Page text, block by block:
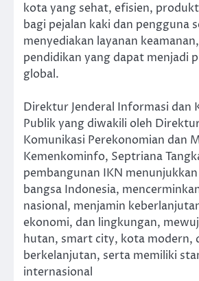
kota yang sehat, efisien,
bagi pejalan kaki dan pengguna
menyediakan layanan
pendidikan yang dapat menjadi
global.
Direktur Jenderal Informasi dan
Publik yang diwakili oleh
Komunikasi Perekonomian dan
Kemenkominfo, Septriana
pembangunan IKN
bangsa Indonesia,
nasional, menjamin
ekonomi, dan lingkungan,
hutan, smart city, kota modern,
berkelanjutan, serta memiliki
internasional